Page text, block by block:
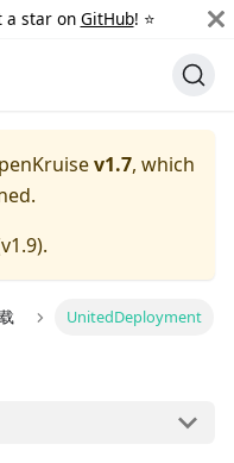
a star on GitHub! ⭐️
v1.7, which
v1.9).
UnitedDeployment